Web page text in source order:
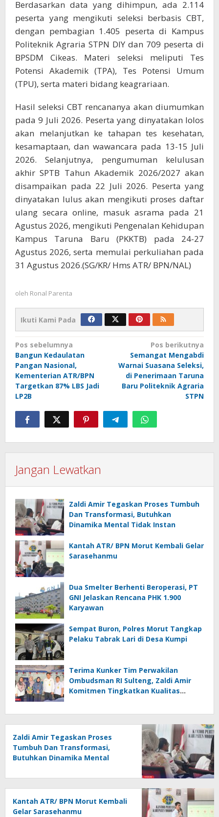
Berdasarkan data yang dihimpun, ada 2.114
peserta yang mengikuti seleksi berbasis CBT,
dengan pembagian 1.405 peserta di Kampus
Politeknik Agraria STPN DIY dan 709 peserta di
BPSDM Cikeas. Materi seleksi meliputi Tes
Potensi Akademik (TPA), Tes Potensi Umum
(TPU), serta materi bidang keagrariaan.
Hasil seleksi CBT rencananya akan diumumkan
pada 9 Juli 2026. Peserta yang dinyatakan lolos
akan melanjutkan ke tahapan tes kesehatan,
kesamaptaan, dan wawancara pada 13-15 Juli
2026. Selanjutnya, pengumuman kelulusan
akhir SPTB Tahun Akademik 2026/2027 akan
disampaikan pada 22 Juli 2026. Peserta yang
dinyatakan lulus akan mengikuti proses daftar
ulang secara online, masuk asrama pada 21
Agustus 2026, mengikuti Pengenalan Kehidupan
Kampus Taruna Baru (PKKTB) pada 24-27
Agustus 2026, serta memulai perkuliahan pada
31 Agustus 2026.(SG/KR/ Hms ATR/ BPN/NAL)
oleh Ronal Parenta
Ikuti Kami Pada
Navigasi
pos
Pos sebelumnya
Bangun Kedaulatan
Pangan Nasional,
Kementerian ATR/BPN
Targetkan 87% LBS Jadi
LP2B
Pos berikutnya
Semangat Mengabdi
Warnai Suasana Seleksi,
di Penerimaan Taruna
Baru Politeknik Agraria
STPN
Jangan Lewatkan
Zaldi Amir Tegaskan Proses Tumbuh
Dan Transformasi, Butuhkan
Dinamika Mental Tidak Instan
Kantah ATR/ BPN Morut Kembali Gelar
Sarasehanmu
Dua Smelter Berhenti Beroperasi, PT
GNI Jelaskan Rencana PHK 1.900
Karyawan
Sempat Buron, Polres Morut Tangkap
Pelaku Tabrak Lari di Desa Kumpi
Terima Kunker Tim Perwakilan
Ombudsman RI Sulteng, Zaldi Amir
Komitmen Tingkatkan Kualitas
Zaldi Amir Tegaskan Proses
Tumbuh Dan Transformasi,
Butuhkan Dinamika Mental
Kantah ATR/ BPN Morut Kembali
Gelar Sarasehanmu